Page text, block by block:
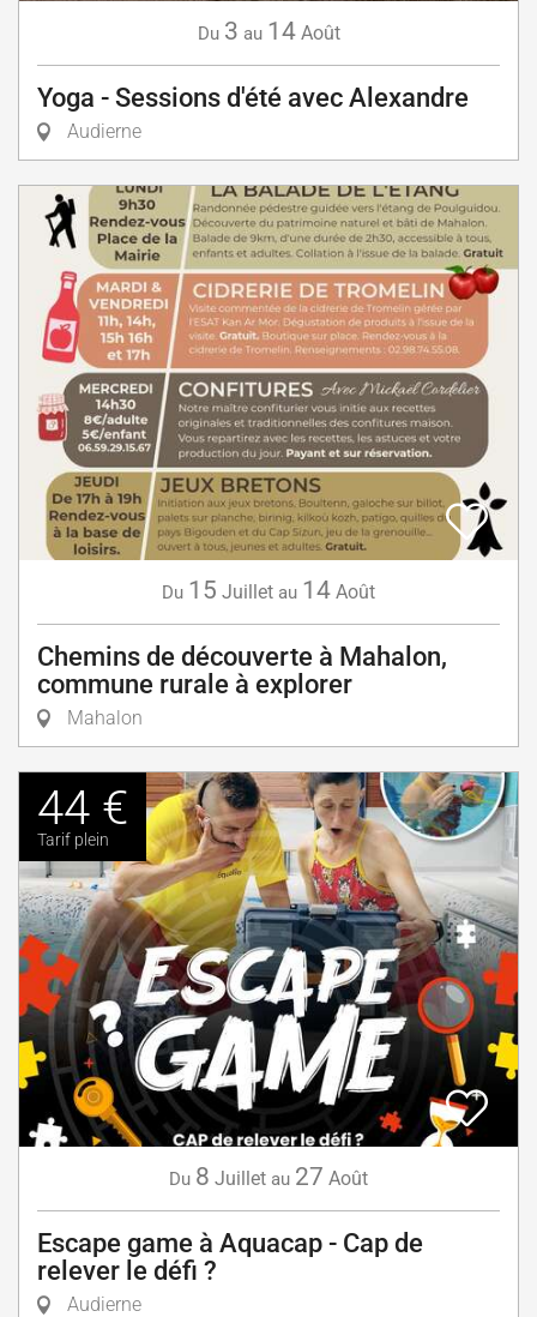
Du 3 au 14 Août
Yoga - Sessions d'été avec Alexandre
Audierne
Du 15 Juillet au 14 Août
Chemins de découverte à Mahalon,
commune rurale à explorer
Mahalon
44 €
Tarif plein
Du 8 Juillet au 27 Août
Escape game à Aquacap - Cap de
relever le défi ?
Audierne